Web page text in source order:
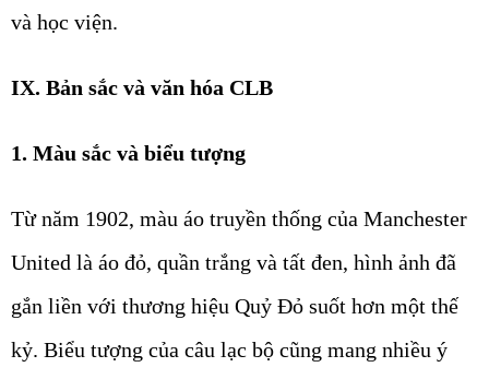
và học viện.
IX. Bản sắc và văn hóa CLB
1. Màu sắc và biểu tượng
Từ năm 1902, màu áo truyền thống của Manchester
United là áo đỏ, quần trắng và tất đen, hình ảnh đã
gắn liền với thương hiệu Quỷ Đỏ suốt hơn một thế
kỷ. Biểu tượng của câu lạc bộ cũng mang nhiều ý